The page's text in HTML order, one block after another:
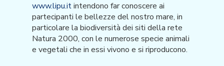
www.lipu.itintendono far conoscere ai
partecipanti le bellezze del nostro mare, in
particolare la biodiversità dei siti della rete
Natura 2000, con le numerose specie animali
e vegetali che in essi vivono e si riproducono.